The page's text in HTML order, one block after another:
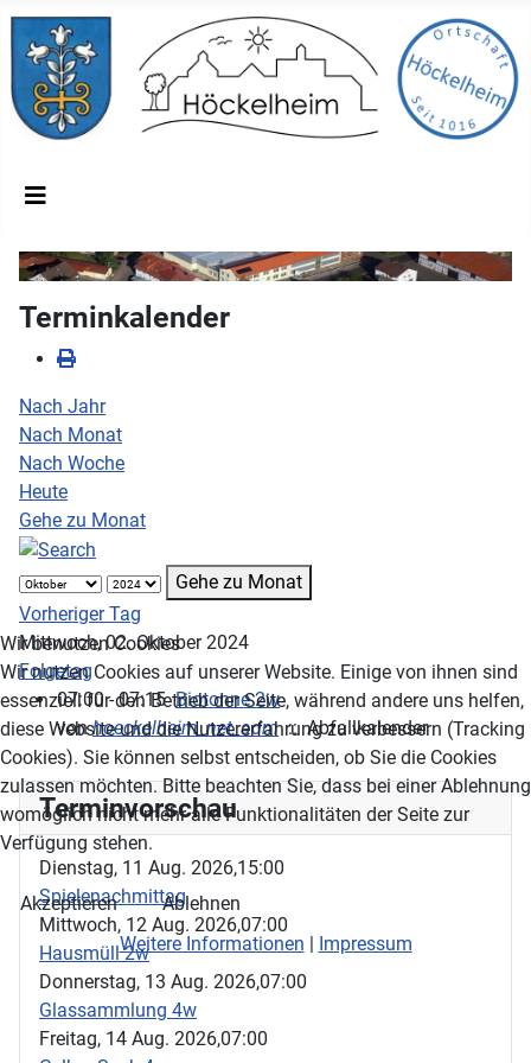
Terminkalender
Nach Jahr
Nach Monat
Nach Woche
Heute
Gehe zu Monat
Gehe zu Monat
Vorheriger Tag
Mittwoch, 02. Oktober 2024
Folgetag
07:00 - 07:15Biotonne 2w
von hoeckelheim_net_adm:: Abfallkalender
Terminvorschau
Dienstag, 11 Aug. 2026,15:00
Spielenachmittag
Mittwoch, 12 Aug. 2026,07:00
Hausmüll 2w
Donnerstag, 13 Aug. 2026,07:00
Glassammlung 4w
Freitag, 14 Aug. 2026,07:00
Wir benutzen Cookies
Wir nutzen Cookies auf unserer Website. Einige von ihnen sind
essenziell für den Betrieb der Seite, während andere uns helfen,
diese Website und die Nutzererfahrung zu verbessern (Tracking
Cookies). Sie können selbst entscheiden, ob Sie die Cookies
zulassen möchten. Bitte beachten Sie, dass bei einer Ablehnung
womöglich nicht mehr alle Funktionalitäten der Seite zur
Verfügung stehen.
Akzeptieren
Ablehnen
Weitere Informationen | Impressum